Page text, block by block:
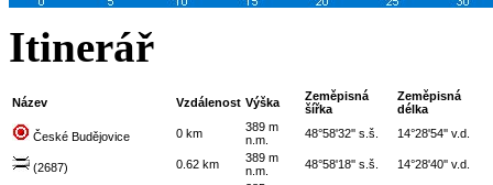
Itinerář
Název Vzdálenost Výška
Zeměpisná
šířka
Zeměpisná
délka
České Budějovice 0 km
389 m
n.m.
48°58'32'' s.š. 14°28'54'' v.d.
(2687) 0.62 km
389 m
n.m.
48°58'18'' s.š. 14°28'40'' v.d.